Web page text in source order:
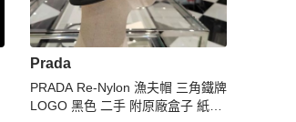
Prada
PRADA Re-Nylon 漁夫帽 三角鐵牌
LOGO 黑色 二手 附原廠盒子 紙袋